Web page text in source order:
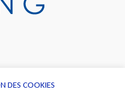
DES COOKIES